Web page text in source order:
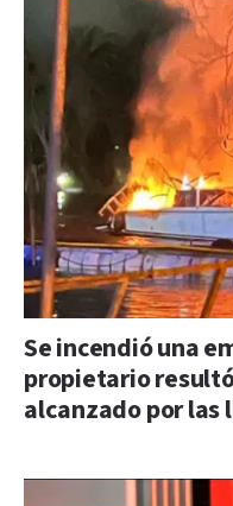
Se incendió una
propietario
alcanzado por las